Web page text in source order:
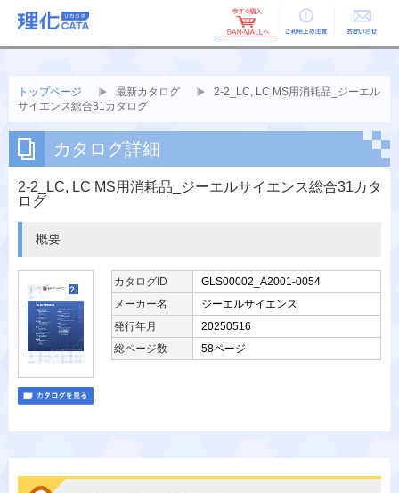
ご利用上の お問い合せ
トップページ 最新カタログ
2-2_LC, LC MS用消耗品_ジーエル
サイエンス総合31カタログ
カタログ詳細
2-2_LC, LC MS用消耗品_ジーエルサイエンス総合31カタ
ログ
概要
カタログID
GLS00002_A2001-0054
メーカー名
ジーエルサイエンス
発行年月
20250516
総ページ数
58ページ